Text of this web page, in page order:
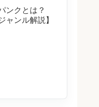
ンクとは？
ャンル解説】